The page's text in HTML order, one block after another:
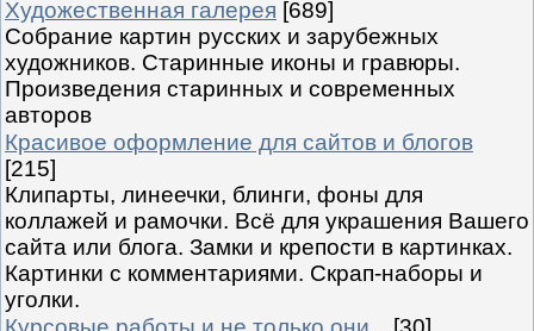
Художественная галерея [689]
Собрание картин русских и зарубежных
художников. Старинные иконы и гравюры.
Произведения старинных и современных
авторов
Красивое оформление для сайтов и блогов
[215]
Клипарты, линеечки, блинги, фоны для
коллажей и рамочки. Всё для украшения Вашего
сайта или блога. Замки и крепости в картинках.
Картинки с комментариями. Скрап-наборы и
уголки.